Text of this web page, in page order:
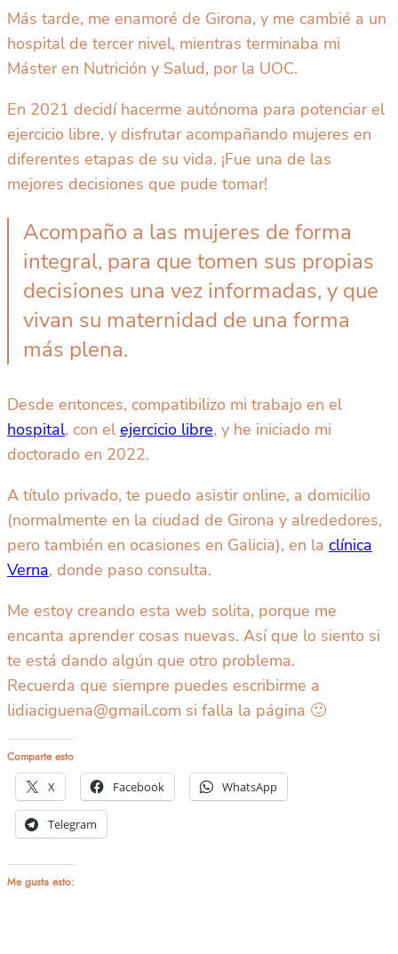
Más tarde, me enamoré de Girona, y me cambié a un
hospital de tercer nivel, mientras terminaba mi
Máster en Nutrición y Salud, por la UOC.
En 2021 decidí hacerme autónoma para potenciar el
ejercicio libre, y disfrutar acompañando mujeres en
diferentes etapas de su vida. ¡Fue una de las
mejores decisiones que pude tomar!
Acompaño a las mujeres de forma
integral, para que tomen sus propias
decisiones una vez informadas, y que
vivan su maternidad de una forma
más plena.
Desde entonces, compatibilizo mi trabajo en el
hospital, con el ejercicio libre, y he iniciado mi
doctorado en 2022.
A título privado, te puedo asistir online, a domicilio
(normalmente en la ciudad de Girona y alrededores,
pero también en ocasiones en Galicia), en la clínica
Verna, donde paso consulta.
Me estoy creando esta web solita, porque me
encanta aprender cosas nuevas. Así que lo siento si
te está dando algún que otro problema.
Recuerda que siempre puedes escribirme a
lidiaciguena@gmail.com si falla la página 🙂
Comparte esto
X
Facebook WhatsApp
Telegram
Me gusta esto: